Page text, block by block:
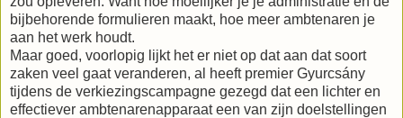
bijbehorende formulieren maakt, hoe meer ambtenaren je
aan het werk houdt.
Maar goed, voorlopig lijkt het er niet op dat aan dat soort
zaken veel gaat veranderen, al heeft premier Gyurcsány
tijdens de verkiezingscampagne gezegd dat een lichter en
effectiever ambtenarenapparaat een van zijn doelstellingen